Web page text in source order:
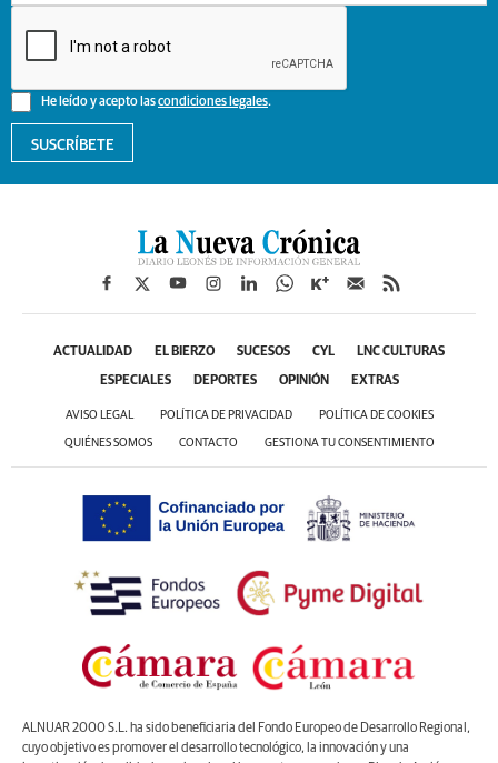
He leído y acepto lascondiciones legales.
SUSCRÍBETE
ACTUALIDAD EL BIERZO SUCESOS CYL LNC CULTURAS
ESPECIALES DEPORTES OPINIÓN EXTRAS
AVISO LEGAL POLÍTICA DE PRIVACIDAD POLÍTICA DE COOKIES
QUIÉNES SOMOS CONTACTO GESTIONA TU CONSENTIMIENTO
ALNUAR 2000 S.L. ha sido beneficiaria del Fondo Europeo de Desarrollo Regional,
cuyo objetivo es promover el desarrollo tecnológico, la innovación y una